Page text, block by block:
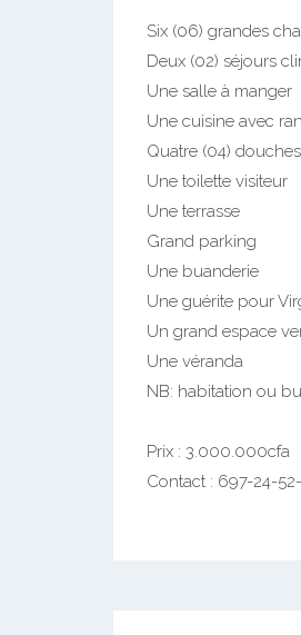
Six (06) grandes
Deux (02) séjours
Une salle à manger
Une cuisine avec
Quatre (04)
Une toilette visiteur
Une terrasse
Grand parking
Une buanderie
Une guérite pour
Un grand espace
Une véranda
NB: habitation ou
Prix : 3.000.000cfa
Contact : 697-24-